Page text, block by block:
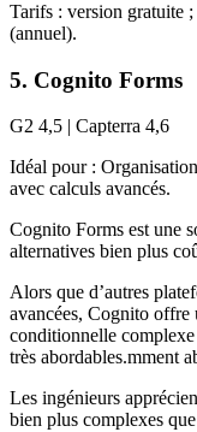
Tarifs : version gratuite
(annuel).
5. Cognito Forms
G2 4,5 | Capterra 4,6
Idéal pour :
avec calculs avancés.
Cognito Forms est une
alternatives bien plus
Alors que d’autres
avancées, Cognito offre
conditionnelle
très abordables.mment
Les ingénieurs
bien plus complexes